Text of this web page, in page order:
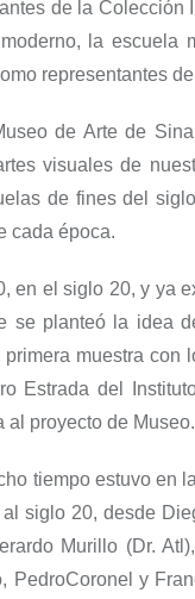
de la Colección
la escuela
representantes de
de Arte de
visuales de
de fines del
cada época.
en el siglo 20, y ya
se planteó la idea
primera muestra con
Estrada del
al proyecto de Museo.
tiempo estuvo en
siglo 20, desde
Murillo (Dr. Atl
PedroCoronel y